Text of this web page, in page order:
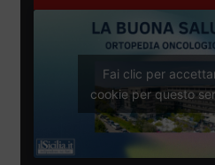
Fai clic per
cookie per questo